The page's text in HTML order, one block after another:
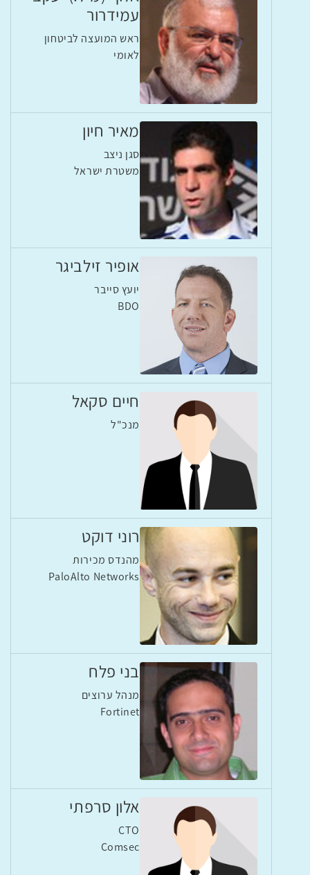
עמידרור
ראש המועצה לביטחון
לאומי
מאיר חיון
סגן ניצב
משטרת ישראל
אופיר זילביגר
יועץ סייבר
BDO
חיים סקאל
מנכ"ל
רוני דוקט
מהנדס מכירות
PaloAlto Networks
בני פלח
מנהל ערוצים
Fortinet
אלון סרפתי
CTO
Comsec